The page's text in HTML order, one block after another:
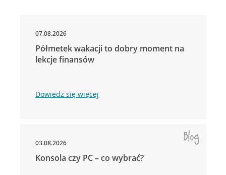
07.08.2026
Półmetek wakacji to dobry moment na
lekcje finansów
Dowiedz się więcej
03.08.2026
Konsola czy PC – co wybrać?